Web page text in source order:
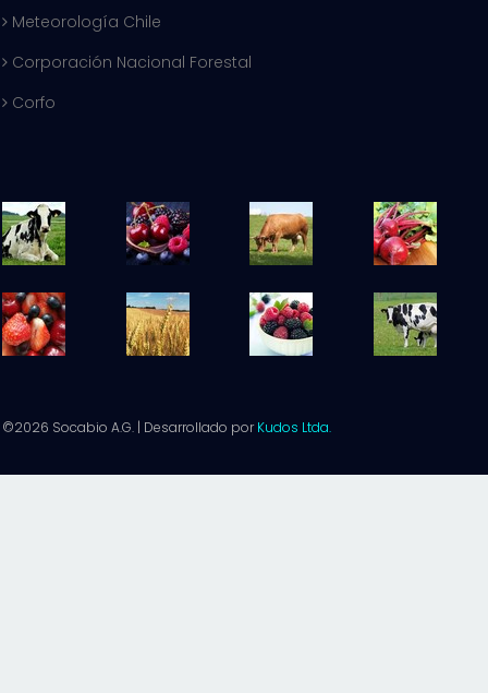
Meteorología Chile
Corporación Nacional Forestal
Corfo
©2026 Socabio A.G. | Desarrollado porKudos Ltda.